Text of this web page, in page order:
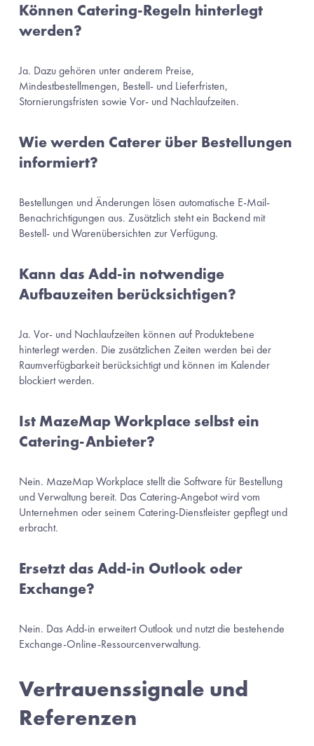
Können Catering-Regeln hinterlegt
werden?
Ja. Dazu gehören unter anderem Preise,
Mindestbestellmengen, Bestell- und Lieferfristen,
Stornierungsfristen sowie Vor- und Nachlaufzeiten.
Wie werden Caterer über Bestellungen
informiert?
Bestellungen und Änderungen lösen automatische E-Mail-
Benachrichtigungen aus. Zusätzlich steht ein Backend mit
Bestell- und Warenübersichten zur Verfügung.
Kann das Add-in notwendige
Aufbauzeiten berücksichtigen?
Ja. Vor- und Nachlaufzeiten können auf Produktebene
hinterlegt werden. Die zusätzlichen Zeiten werden bei der
Raumverfügbarkeit berücksichtigt und können im Kalender
blockiert werden.
Ist MazeMap Workplace selbst ein
Catering-Anbieter?
Nein. MazeMap Workplace stellt die Software für Bestellung
und Verwaltung bereit. Das Catering-Angebot wird vom
Unternehmen oder seinem Catering-Dienstleister gepflegt und
erbracht.
Ersetzt das Add-in Outlook oder
Exchange?
Nein. Das Add-in erweitert Outlook und nutzt die bestehende
Exchange-Online-Ressourcenverwaltung.
Vertrauenssignale und
Referenzen